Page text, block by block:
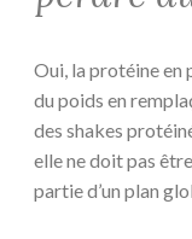
Oui, la protéine en
du poids en
des shakes
elle ne doit pas
partie d’un plan